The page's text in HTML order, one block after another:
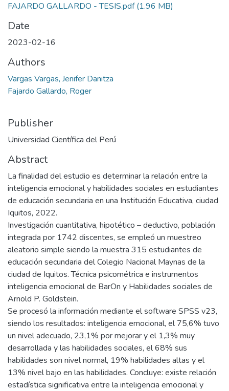
FAJARDO GALLARDO - TESIS.pdf(1.96 MB)
Date
2023-02-16
Authors
Vargas Vargas, Jenifer Danitza
Fajardo Gallardo, Roger
Publisher
Universidad Científica del Perú
Abstract
La finalidad del estudio es determinar la relación entre la
inteligencia emocional y habilidades sociales en estudiantes
de educación secundaria en una Institución Educativa, ciudad
Iquitos, 2022.
Investigación cuantitativa, hipotético – deductivo, población
integrada por 1742 discentes, se empleó un muestreo
aleatorio simple siendo la muestra 315 estudiantes de
educación secundaria del Colegio Nacional Maynas de la
ciudad de Iquitos. Técnica psicométrica e instrumentos
inteligencia emocional de BarOn y Habilidades sociales de
Arnold P. Goldstein.
Se procesó la información mediante el software SPSS v23,
siendo los resultados: inteligencia emocional, el 75,6% tuvo
un nivel adecuado, 23,1% por mejorar y el 1,3% muy
desarrollada y las habilidades sociales, el 68% sus
habilidades son nivel normal, 19% habilidades altas y el
13% nivel bajo en las habilidades. Concluye: existe relación
estadística significativa entre la inteligencia emocional y